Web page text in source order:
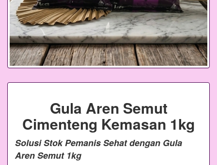
Gula Aren Semut
Cimenteng Kemasan 1kg
Solusi Stok Pemanis Sehat dengan Gula
Aren Semut 1kg